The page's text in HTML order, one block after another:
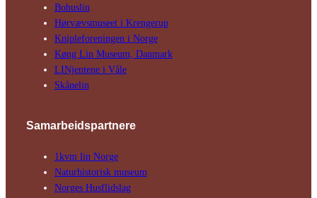
Bohuslin
Hørvævs­museet i Krengerup
Kniple­foreningen i Norge
Køng Lin Museum, Danmark
LINjentene i Våle
Skånelin
Samarbeids­partnere
1kvm lin Norge
Natur­his­torisk­ museum
Norges Husflids­lag